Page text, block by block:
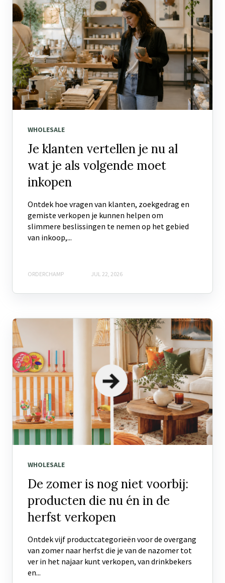
WHOLESALE
Je klanten vertellen je nu al
wat je als volgende moet
inkopen
Ontdek hoe vragen van klanten, zoekgedrag en
gemiste verkopen je kunnen helpen om
slimmere beslissingen te nemen op het gebied
van inkoop,...
ORDERCHAMP JUL 22, 2026
WHOLESALE
De zomer is nog niet voorbij:
producten die nu én in de
herfst verkopen
Ontdek vijf productcategorieën voor de overgang
van zomer naar herfst die je van de nazomer tot
ver in het najaar kunt verkopen, van drinkbekers
en...